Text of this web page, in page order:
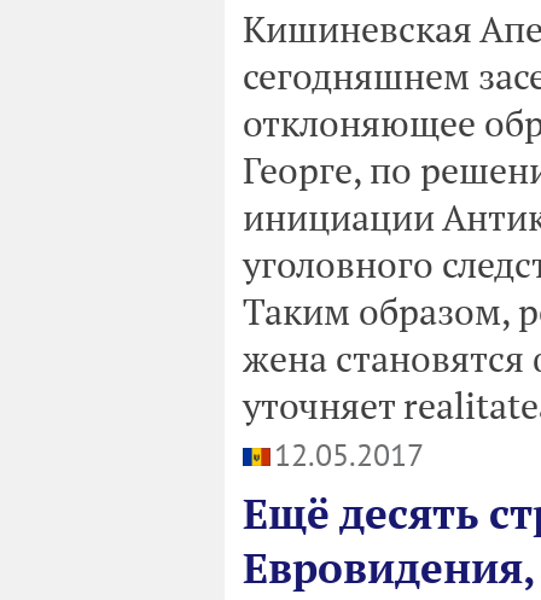
Кишиневская
сегодняшнем
отклоняющее
Георге, по
инициации
уголовного
Таким образом,
жена становятся
уточняет
12.05.2017
Ещё десять